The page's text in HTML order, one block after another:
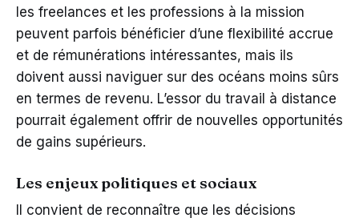
les freelances et les professions à la mission
peuvent parfois bénéficier d’une flexibilité accrue
et de rémunérations intéressantes, mais ils
doivent aussi naviguer sur des océans moins sûrs
en termes de revenu. L’essor du travail à distance
pourrait également offrir de nouvelles opportunités
de gains supérieurs.
Les enjeux politiques et sociaux
Il convient de reconnaître que les décisions